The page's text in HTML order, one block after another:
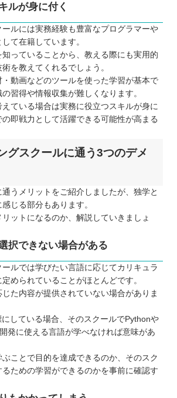
ルが身に付く
ルには実務経験も豊富なプログラマーや
て在籍しています。
っていることから、教える際にも実用的
を教えてくれるでしょう。
動画などのツールを使った学習が基本で
習得や情報収集が難しくなります。
ている場合は実務に役立つスキルが身に
即戦力として活躍できる可能性が高まる
グスクールに通う3つのデメ
うメリットをご紹介しましたが、独学と
じる部分もあります。
ットになるのか、解説していきましょ
択できない場合がある
ルでは学びたい言語に応じてカリキュラ
められていることがほとんどです。
た内容が提供されていない場合がありま
している場合、そのスクールでPythonや
発に使える言語が学べなければ意味があ
ことで目的を達成できるのか、そのスク
ための学習ができるのかを事前に確認す